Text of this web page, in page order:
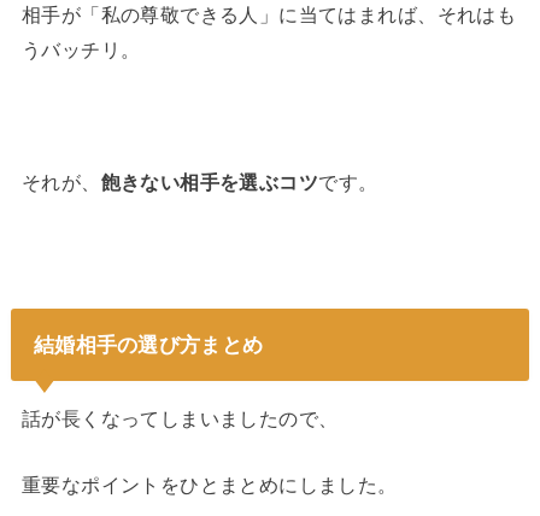
相手が「私の尊敬できる人」に当てはまれば、それはも
うバッチリ。
それが、 飽きない相手を選ぶコツです。
結婚相手の選び方まとめ
話が長くなってしまいましたので、
重要なポイントをひとまとめにしました。